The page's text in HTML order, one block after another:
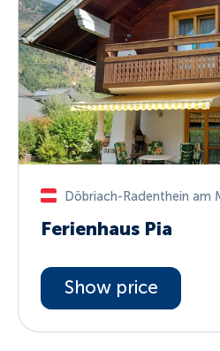
Döbriach-Radenthein am
Ferienhaus Pia
Show price